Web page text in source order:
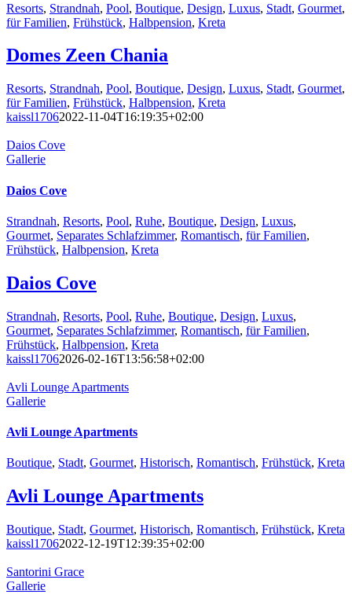
Resorts, Strandnah, Pool, Boutique, Design, Luxus, Stadt, Gourmet,
für Familien, Frühstück, Halbpension, Kreta
Domes Zeen Chania
Resorts, Strandnah, Pool, Boutique, Design, Luxus, Stadt, Gourmet,
für Familien, Frühstück, Halbpension, Kreta
kaissl17062022-11-04T16:19:35+02:00
Daios Cove
Gallerie
Daios Cove
Strandnah, Resorts, Pool, Ruhe, Boutique, Design, Luxus,
Gourmet, Separates Schlafzimmer, Romantisch, für Familien,
Frühstück, Halbpension, Kreta
Daios Cove
Strandnah, Resorts, Pool, Ruhe, Boutique, Design, Luxus,
Gourmet, Separates Schlafzimmer, Romantisch, für Familien,
Frühstück, Halbpension, Kreta
kaissl17062026-02-16T13:56:58+02:00
Avli Lounge Apartments
Gallerie
Avli Lounge Apartments
Boutique, Stadt, Gourmet, Historisch, Romantisch, Frühstück, Kreta
Avli Lounge Apartments
Boutique, Stadt, Gourmet, Historisch, Romantisch, Frühstück, Kreta
kaissl17062022-12-19T12:39:35+02:00
Santorini Grace
Gallerie